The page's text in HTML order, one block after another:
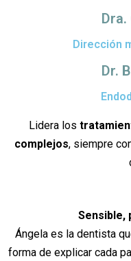
Dra.
Dirección
Dr.
Lidera los
complejos, siempre
Sensible,
Ángela es la dentista
forma de explicar cada